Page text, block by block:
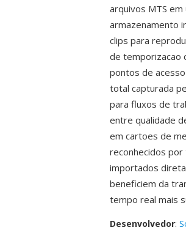
arquivos MTS
armazenamento
clips para
de temporizacao
pontos de
total capturada
para fluxos de
entre qualidade
em cartoes de
reconhecidos
importados
beneficiem da
tempo real mais
Desenvolvedor: